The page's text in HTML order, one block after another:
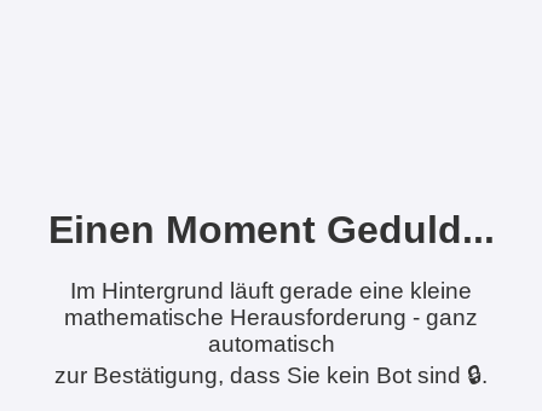
Einen Moment Geduld...
Im Hintergrund läuft gerade eine kleine
mathematische Herausforderung - ganz
automatisch
zur Bestätigung, dass Sie kein Bot sind 🔒.